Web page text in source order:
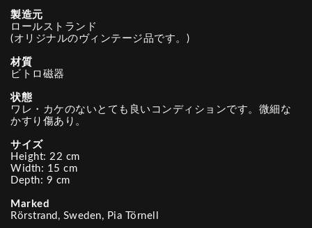
製造元
ロールストランド
(オリジナルのヴィンテージ品です。)
材質
ビトロ磁器
状態
ワレ・カケのないとても良いコンディションです。微細な
かすり傷あり。
サイズ
Height: 22 cm
Width: 15 cm
Depth: 9 cm
Marked
Rörstrand, Sweden, Pia Törnell